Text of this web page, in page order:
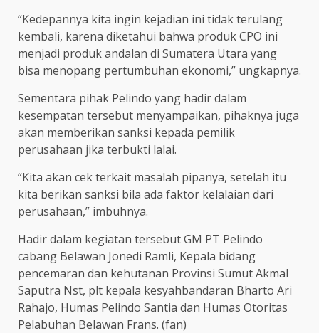
“Kedepannya kita ingin kejadian ini tidak terulang
kembali, karena diketahui bahwa produk CPO ini
menjadi produk andalan di Sumatera Utara yang
bisa menopang pertumbuhan ekonomi,” ungkapnya.
Sementara pihak Pelindo yang hadir dalam
kesempatan tersebut menyampaikan, pihaknya juga
akan memberikan sanksi kepada pemilik
perusahaan jika terbukti lalai.
“Kita akan cek terkait masalah pipanya, setelah itu
kita berikan sanksi bila ada faktor kelalaian dari
perusahaan,” imbuhnya.
Hadir dalam kegiatan tersebut GM PT Pelindo
cabang Belawan Jonedi Ramli, Kepala bidang
pencemaran dan kehutanan Provinsi Sumut Akmal
Saputra Nst, plt kepala kesyahbandaran Bharto Ari
Rahajo, Humas Pelindo Santia dan Humas Otoritas
Pelabuhan Belawan Frans. (fan)